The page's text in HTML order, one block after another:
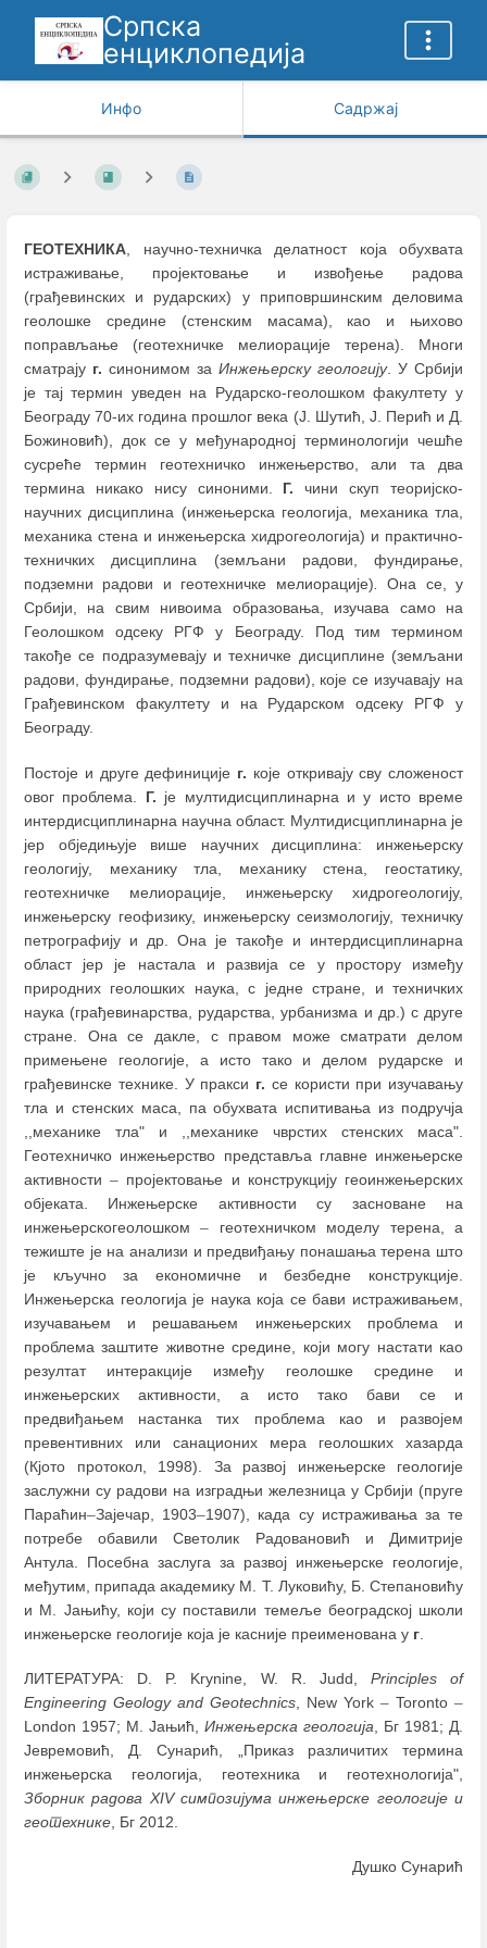
Српска
енциклопедија
Инфо Садржај
ГЕОТЕХНИКА, научно-техничкa делатност која обухвата
истраживање, пројектовање и извођење радова
(грађевинских и рударских) у приповршинским деловима
геолошке средине (стенским масама), као и њихово
поправљање (геотехничке мелиорације терена). Многи
сматрају г. синонимом за Инжењерску геологију. У Србији
је тај термин уведен на Рударско-геолошком факултету у
Београду 70-их година прошлог века (Ј. Шутић, Ј. Перић и Д.
Божиновић), док се у међународној терминологији чешће
сусреће термин геотехничко инжењерство, али та два
термина никако нису синоними. Г. чини скуп теоријско-
научних дисциплина (инжењерска геологија, механика тла,
механика стена и инжењерска хидрогеологија) и практично-
техничких дисциплина (земљани радови, фундирање,
подземни радови и геотехничке мелиорације).
Она се, у
Србији, на свим нивоима образовања, изучава само на
Геолошком одсеку РГФ у Београду. Под тим термином
такође се подразумевају и техничке дисциплине (земљани
радови, фундирање, подземни радови), које се изучавају на
Грађевинском факултету и на Рударском одсеку РГФ у
Београду.
Постоје и друге дефиниције г. које откривају сву сложеност
овог проблема. Г. је мултидисциплинарна и у исто време
интердисциплинарна научна област. Мултидисциплинарна је
јер обједињује више научних дисциплина: инжењерску
геологију, механику тла, механику стена, геостатику,
геотехничке мелиорације, инжењерску хидрогеологију,
инжењерску геофизику, инжењерску сеизмологију, техничку
петрографију и др. Она је такође и интердисциплинарна
област јер је настала и развија се у простору између
природних геолошких наука, с једне стране, и техничких
наука (грађевинарства, рударства, урбанизма и др.) с друге
стране. Она се дакле, с правом може сматрати делом
примењене геологије, а исто тако и делом рударске и
грађевинске технике. У пракси г. се користи при изучавању
тла и стенских маса, па обухвата испитивања из подручја
,,механике тла" и ,,механике чврстих стенских маса".
Геотехничко инжењерство представља главне инжењерске
активности– пројектовање и конструкцију геоинжењерских
објеката. Инжењерске активности су засноване на
инжењерскогеолошком– геотехничком моделу терена, а
тежиште је на анализи и предвиђању понашања терена што
је кључно за економичне и безбедне конструкције.
Инжењерска геологија је наука која се бави истраживањем,
изучавањем и решавањем инжењерских проблема и
проблема заштите животне средине, који могу настати као
резултат интеракције између геолошке средине и
инжењерских активности, а исто тако бави се и
предвиђањем настанка тих проблема као и развојем
превентивних или санационих мера геолошких хазарда
(Кјото протокол, 1998). За развој инжењерске геологије
заслужни су радови на изградњи железница у Србији (пруге
Параћин–Зајечар, 1903–1907), када су истраживања за те
потребе обавили Светолик Радовановић и Димитрије
Антула. Посебна заслуга за развој инжењерске геологије,
међутим, припада академику М. Т. Луковићу, Б. Степановићу
и М. Јањићу, који су поставили темеље београдској школи
инжењерске геологије која је касније преименована у г
ЛИТЕРАТУРА: D. P. Krynine, W. R. Judd, Principles of
Engineering Geology and Geotechnics , New York – Toronto –
London 1957; М. Јањић, Инжењерска геологија , Бг 1981; Д.
Јевремовић, Д. Сунарић, „Приказ различитих термина
инжењерска геологија, геотехника и геотехнологија",
Зборник радова XIV симпозијума инжењерске геологије и
геотехнике , Бг 2012.
Душко Сунарић